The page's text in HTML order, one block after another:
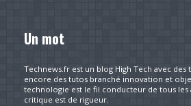
Un mot
Technews.fr est un blog High Tech avec des
encore des tutos branché innovation et
technologie est le fil conducteur de tous les
critique est de rigueur.